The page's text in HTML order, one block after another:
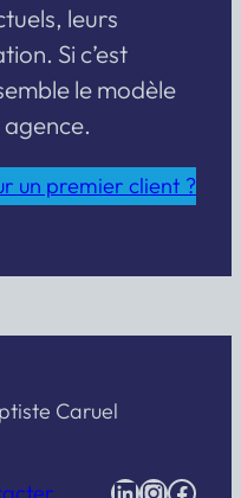
leurs
Si c’est
le modèle
un premier client ?
Caruel